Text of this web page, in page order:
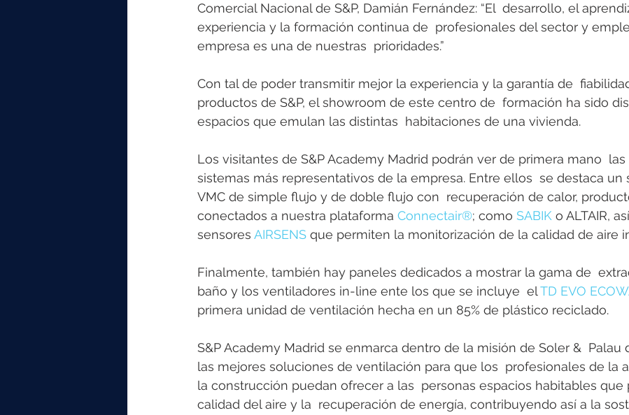
Comercial Nacional de S&P, Damián Fernández: “El  desarrollo, el
experiencia y la formación continua de  profesionales del sector y
empresa es una de nuestras  prioridades.”
Con tal de poder transmitir mejor la experiencia y la garantía de
productos de S&P, el showroom de este centro de  formación ha sido
espacios que emulan las distintas  habitaciones de una vivienda.
Los visitantes de S&P Academy Madrid podrán ver de primera mano
sistemas más representativos de la empresa. Entre ellos  se destaca un
VMC de simple flujo y de doble flujo con  recuperación de calor,
conectados a nuestra plataforma Connectair®; como SABIK o ALTAIR,
sensores AIRSENS que permiten la monitorización de la calidad de aire
Finalmente, también hay paneles dedicados a mostrar la gama de
baño y los ventiladores in-line ente los que se incluye  el TD EVO
primera unidad de ventilación hecha en un 85% de plástico reciclado.
S&P Academy Madrid se enmarca dentro de la misión de Soler &  Palau
las mejores soluciones de ventilación para que los  profesionales de la
la construcción puedan ofrecer a las  personas espacios habitables que
calidad del aire y la  recuperación de energía, contribuyendo así a la